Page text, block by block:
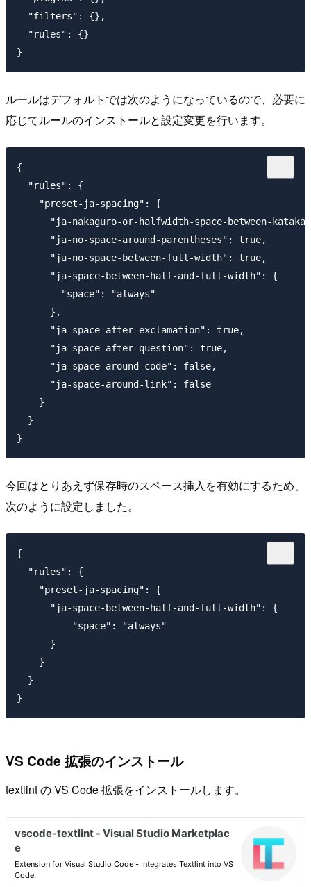
  "filters": {},
  "rules": {}
ルールはデフォルトでは次のようになっているので、必要に
応じてルールのインストールと設定変更を行います。
{
  "rules": {
    "preset-ja-spacing": {
"ja-nakaguro-or-halfwidth-space-between-
      "ja-no-space-around-parentheses": true,
      "ja-no-space-between-full-width": true,
      "ja-space-between-half-and-full-width": {
        "space": "always"
      },
      "ja-space-after-exclamation": true,
      "ja-space-after-question": true,
      "ja-space-around-code": false,
      "ja-space-around-link": false
    }
  }
今回はとりあえず保存時のスペース挿入を有効にするため、
次のように設定しました。
{
  "rules": {
    "preset-ja-spacing": {
      "ja-space-between-half-and-full-width": {
          "space": "always"
      }
    }
  }
VS Code 拡張のインストール
textlint の VS Code 拡張をインストールします。